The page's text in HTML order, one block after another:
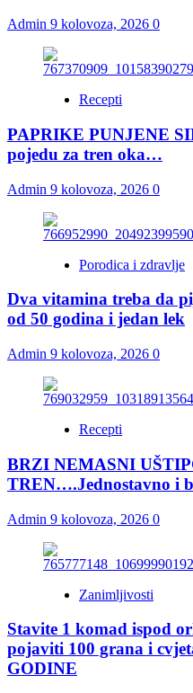
Admin 9 kolovoza, 2026 0
Recepti
PAPRIKE PUNJENE
pojedu za tren oka…
Admin 9 kolovoza, 2026 0
Porodica i zdravlje
Dva vitamina treba da
od 50 godina i jedan lek
Admin 9 kolovoza, 2026 0
Recepti
BRZI NEMASNI
TREN….Jednostavno i
Admin 9 kolovoza, 2026 0
Zanimljivosti
Stavite 1 komad ispod
pojaviti 100 grana i
GODINE